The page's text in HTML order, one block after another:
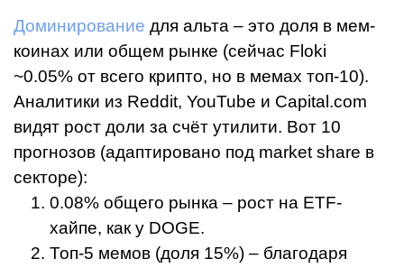
Доминирование для альта – это доля в мем-
коинах или общем рынке (сейчас Floki
~0.05% от всего крипто, но в мемах топ-10).
Аналитики из Reddit, YouTube и Capital.com
видят рост доли за счёт утилити. Вот 10
прогнозов (адаптировано под market share в
секторе):
0.08% общего рынка – рост на ETF-
хайпе, как у DOGE.
Топ-5 мемов (доля 15%) – благодаря